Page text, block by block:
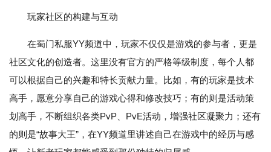
玩家社区的构建与互动
在蜀门私服YY频道中，玩家不仅仅是游戏的参与者，更是
社区文化的创造者。这里没有官方的严格等级制度，每个人都
可以根据自己的兴趣和特长贡献力量。比如，有的玩家是技术
高手，愿意分享自己的游戏心得和修改技巧；有的则是活动策
划高手，不断组织各类PvP、PvE活动，增强社区凝聚力；还有
的则是“故事大王”，在YY频道里讲述自己在游戏中的经历与感